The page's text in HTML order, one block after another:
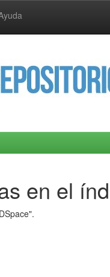
en el